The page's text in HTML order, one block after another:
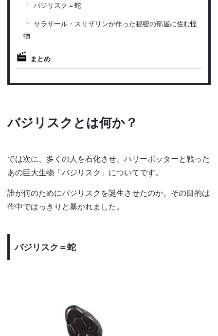
バジリスク＝蛇
サラザール・スリザリンが作った秘密の部屋に住む怪
物
まとめ
バジリスクとは何か？
では次に、多くの人を石化させ、ハリーポッターと戦った
あの巨大生物「バジリスク」についてです。
誰が何のためにバジリスクを誕生させたのか、その目的は
作中ではっきりと暴かれました。
バジリスク＝蛇